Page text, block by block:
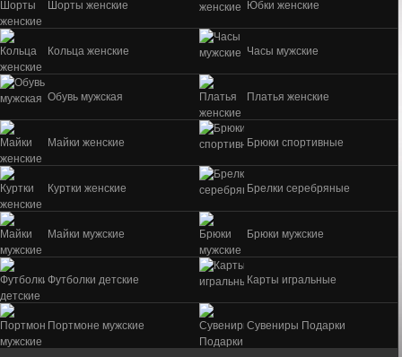
Шорты женские Юбки женские
Кольца женские Часы мужские
Обувь мужская Платья женские
Майки женские Брюки спортивные
Куртки женские Брелки серебряные
Майки мужские Брюки мужские
Футболки детские Карты игральные
Портмоне мужские Сувениры Подарки